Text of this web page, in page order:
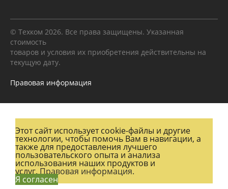
© Техком 2026. Все права защищены. Указанная
стоимость
товаров и условия их приобретения действительны на
текущую дату.
Правовая информация
Этот сайт использует cookie-файлы и другие
технологии, чтобы помочь Вам в навигации, а
также для предоставления лучшего
пользовательского опыта и анализа
использования наших продуктов и
услуг.Правовая информация.
Я согласен